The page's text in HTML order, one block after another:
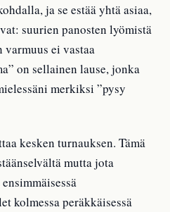
ja se estää yhtä asiaa,
suurien panosten lyömistä
ei vastaa
on sellainen lause, jonka
merkiksi ”pysy
kesken turnauksen. Tämä
mutta jota
kolmessa peräkkäisessä